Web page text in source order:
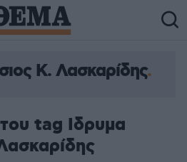
Κ. Λασκαρίδης
tag Ιδρυμα